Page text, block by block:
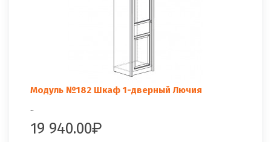
Модуль №182 Шкаф 1-дверный Лючия
..
19 940.00